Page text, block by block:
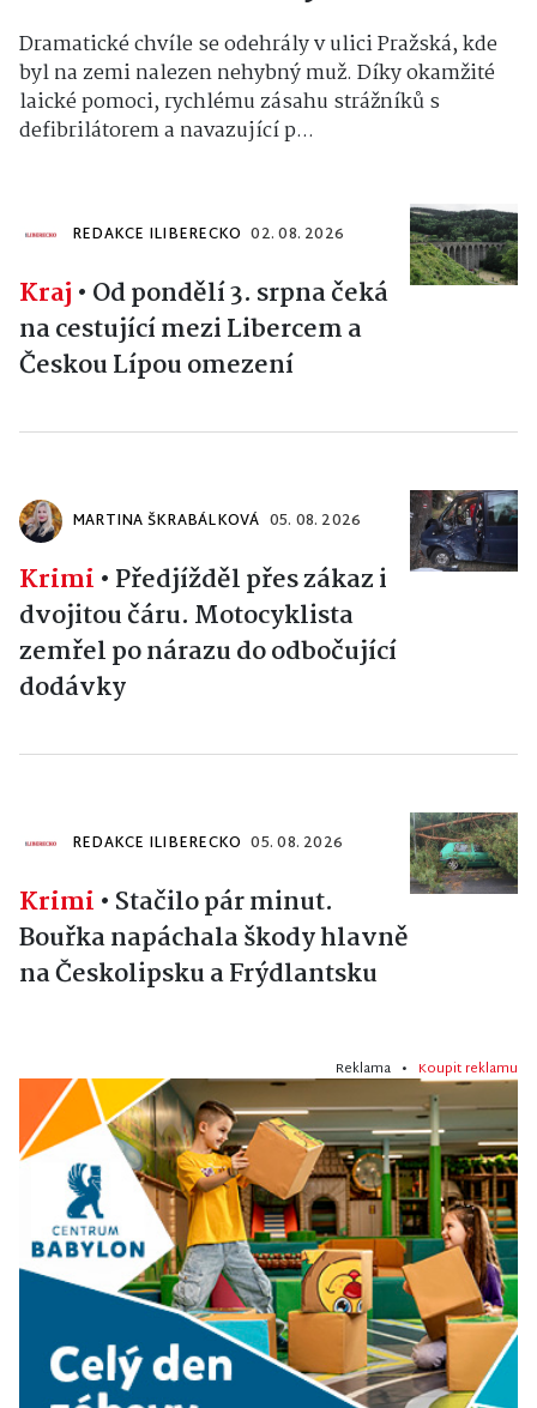
Dramatické chvíle se odehrály v ulici Pražská, kde
byl na zemi nalezen nehybný muž. Díky okamžité
laické pomoci, rychlému zásahu strážníků s
defibrilátorem a navazující p...
REDAKCE ILIBERECKO 02. 08. 2026
Kraj • Od pondělí 3. srpna čeká
na cestující mezi Libercem a
Českou Lípou omezení
MARTINA ŠKRABÁLKOVÁ 05. 08. 2026
Krimi • Předjížděl přes zákaz i
dvojitou čáru. Motocyklista
zemřel po nárazu do odbočující
dodávky
REDAKCE ILIBERECKO 05. 08. 2026
Krimi • Stačilo pár minut.
Bouřka napáchala škody hlavně
na Českolipsku a Frýdlantsku
Reklama • Koupit reklamu